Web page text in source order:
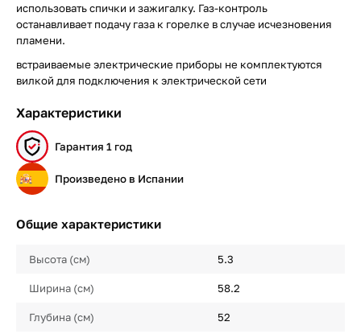
использовать спички и зажигалку. Газ-контроль
останавливает подачу газа к горелке в случае исчезновения
пламени.
встраиваемые электрические приборы не комплектуются
вилкой для подключения к электрической сети
Характеристики
Гарантия 1 год
Произведено в Испании
Общие характеристики
Высота (см) 5.3
Ширина (см) 58.2
Глубина (см) 52